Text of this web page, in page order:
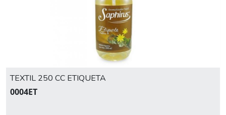
TEXTIL 250 CC ETIQUETA
0004ET